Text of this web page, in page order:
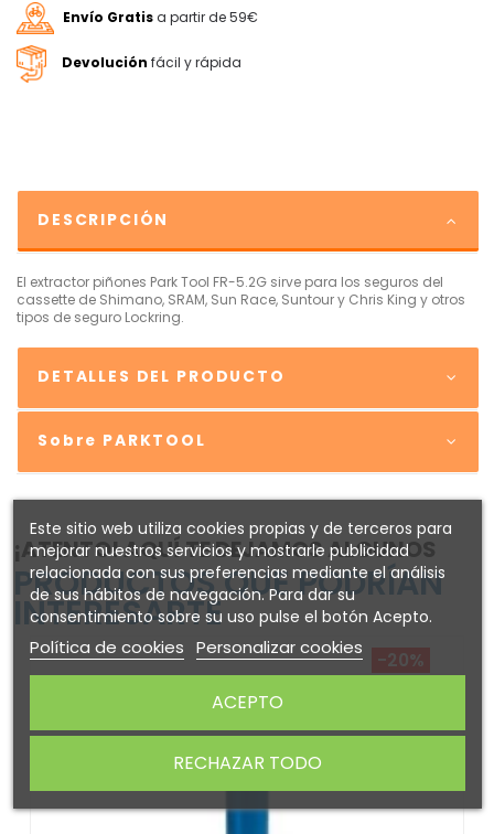
Envío Gratisa partir de 59€
Devolución fácil y rápida
DESCRIPCIÓN
El extractor piñones Park Tool FR-5.2G sirve para los seguros del
cassette de Shimano, SRAM, Sun Race, Suntour y Chris King y otros
tipos de seguro Lockring.
DETALLES DEL PRODUCTO
Sobre PARKTOOL
¡ATENTO! AQUÍ TE DEJAMOS ALGUNOS
PRODUCTOS QUE PODRÍAN
INTERESARTE
-20%
Este sitio web utiliza cookies propias y de terceros para
mejorar nuestros servicios y mostrarle publicidad
relacionada con sus preferencias mediante el análisis
de sus hábitos de navegación. Para dar su
consentimiento sobre su uso pulse el botón Acepto.
Política de cookies Personalizar cookies
RECHAZAR TODO
ACEPTO